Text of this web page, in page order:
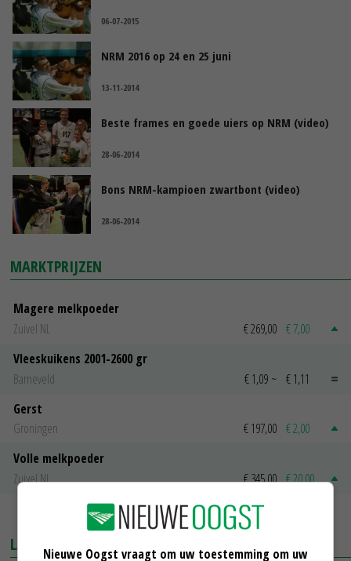
06-07-2015
NRM 2016 op 24 en 25 juni
13-11-2014
Beste frames en goede uiers op NRM (video)
28-06-2014
Bons NRM-kampioen zwartbont (video)
28-06-2014
MARKTPRIJZEN
Magere melkpoeder
Zuivel NL
€ 269,00 € 7,00
Vleeskuikens 2001-2600 gr
Barneveld
€ 1,09 ~ € 1,11
Gerst
Groningen
€ 197,00 € 2,00
Volle melkpoeder
Zuivel NL
€ 345,00 € 20,00
MEER MARKTPRIJZEN
LAATSTE NIEUWS
Nieuwe Oogst vraagt om uw toestemming om uw